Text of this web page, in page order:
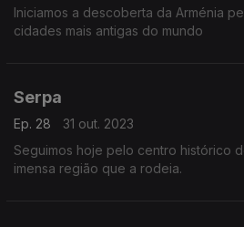
Iniciamos a descoberta da Arménia
cidades mais antigas do mundo
Serpa
Ep. 28
31 out. 2023
Seguimos hoje pelo centro histórico
imensa região que a rodeia.